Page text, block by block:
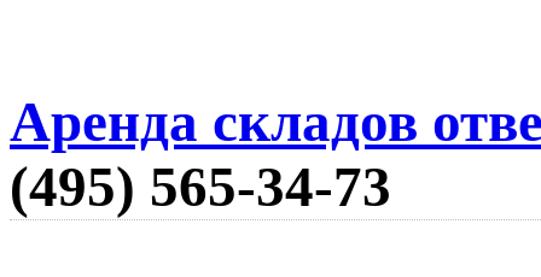
Аренда складов
(495) 565-34-73